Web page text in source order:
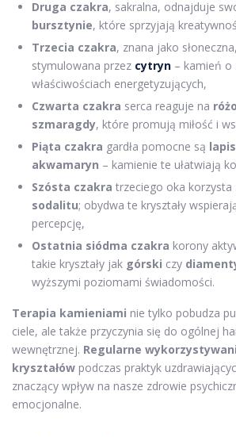
Druga czakra, sakralna, odnajduje
bursztynie, które sprzyjają
Trzecia czakra, znana jako
stymulowana przez cytryn – kamień o
właściwościach energetyzujących,
Czwarta czakra serca reaguje na
szmaragdy, które promują miłość i
Piąta czakra gardła pomocne są
akwamaryn – kamienie te ułatwiają
Szósta czakra trzeciego oka korzysta
sodalitu; obydwa te kryształy
percepcję,
Ostatnia siódma czakra korony
takie kryształy jak górski czy
wyższymi poziomami świadomości.
Terapia kamieniami nie tylko pobudza
ciele, ale także przyczynia się do ogólnej
wewnętrznej. Regularne
kryształów podczas praktyk
znaczący wpływ na nasze zdrowie
emocjonalne.